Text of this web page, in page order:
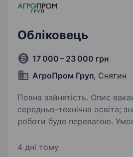
Обліковець
17 000 – 23 000 грн
АгроПром Груп, Снятин
Повна зайнятість. Опис вакансіїВимоги:
середньо-технічна освіта; знання 1С; досвід
роботи буде перевагою. Умови роботи:
України; графік роботи: 1/1 день. Готовність
4 дні тому